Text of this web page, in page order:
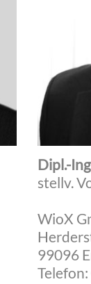
Dipl.-
stellv.
WioX
99096